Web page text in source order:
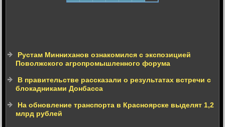
Рустам Минниханов ознакомился с экспозицией
Поволжского агропромышленного форума
В правительстве рассказали о результатах встречи с
блокадниками Донбасса
На обновление транспорта в Красноярске выделят 1,2
млрд рублей